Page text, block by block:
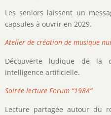
Les seniors laissent un
capsules à ouvrir en 2029.
Atelier de création de musique
Découverte ludique de la
intelligence artificielle.
Soirée lecture Forum “1984”
Lecture partagée autour du